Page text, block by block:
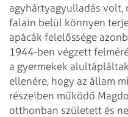
agyhártyagyulladás volt,
falain belül könnyen
apácák felelőssége
1944-ben végzett
a gyermekek
ellenére, hogy az állam
részeiben működő
otthonban született és